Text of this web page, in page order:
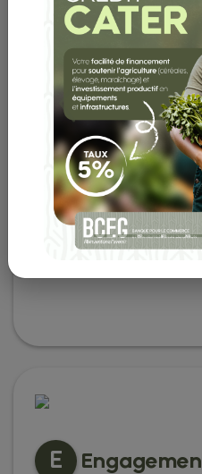
S Sécurité
Nous garantissons la
actifs de nos clients.
E
Previous